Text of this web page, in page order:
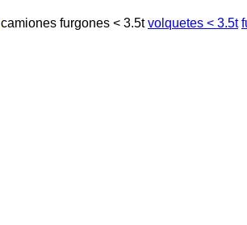
camiones furgones < 3.5t volquetes < 3.5t